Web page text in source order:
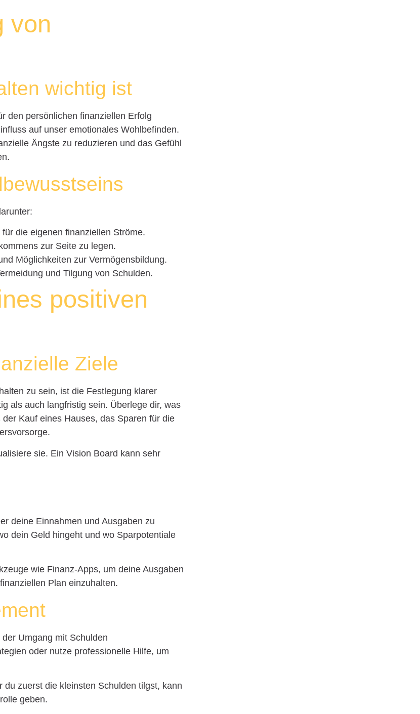
von
wichtig ist
den persönlichen finanziellen Erfolg
auf unser emotionales Wohlbefinden.
Ängste zu reduzieren und das Gefühl
für die eigenen finanziellen Ströme.
zur Seite zu legen.
Möglichkeiten zur Vermögensbildung.
und Tilgung von Schulden.
positiven
Ziele
zu sein, ist die Festlegung klarer
als auch langfristig sein. Überlege dir, was
Kauf eines Hauses, das Sparen für die
sie. Ein Vision Board kann sehr
deine Einnahmen und Ausgaben zu
dein Geld hingeht und wo Sparpotentiale
wie Finanz-Apps, um deine Ausgaben
Plan einzuhalten.
Umgang mit Schulden
oder nutze professionelle Hilfe, um
du zuerst die kleinsten Schulden tilgst, kann
geben.